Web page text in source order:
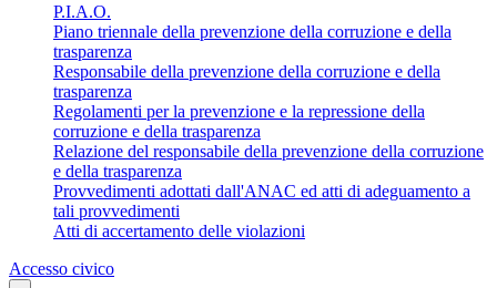
P.I.A.O.
Piano triennale della prevenzione della corruzione e della
trasparenza
Responsabile della prevenzione della corruzione e della
trasparenza
Regolamenti per la prevenzione e la repressione della
corruzione e della trasparenza
Relazione del responsabile della prevenzione della corruzione
e della trasparenza
Provvedimenti adottati dall'ANAC ed atti di adeguamento a
tali provvedimenti
Atti di accertamento delle violazioni
Accesso civico